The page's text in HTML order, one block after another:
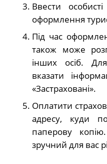
Ввести
оформлення
Під час
також може
інших осіб.
вказати
«Застраховані».
Оплатити
адресу, куди
паперову
зручний для вас